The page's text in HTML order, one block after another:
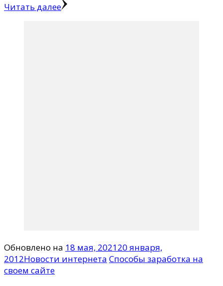
Читать далее
Обновлено на 18 мая, 202120 января,
2012Новости интернета Способы заработка на
своем сайте